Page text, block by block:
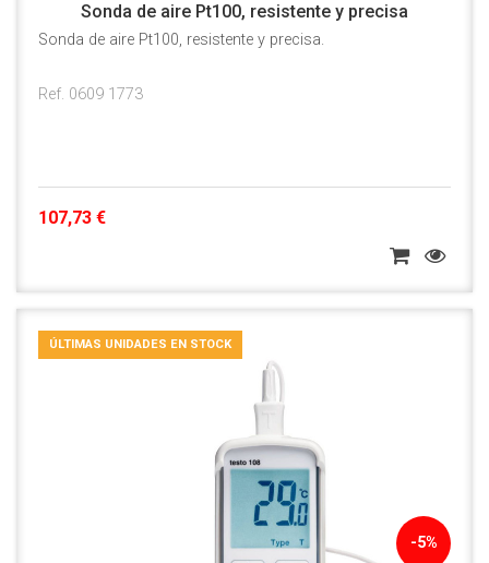
Sonda de aire Pt100, resistente y precisa
Sonda de aire Pt100, resistente y precisa.
Ref. 0609 1773
107,73 €
-5%
ÚLTIMAS UNIDADES EN STOCK